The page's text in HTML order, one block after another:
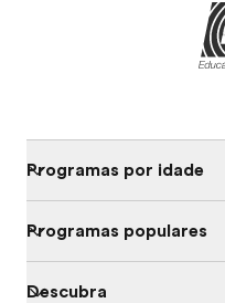
Programas por idade
Programas populares
Descubra